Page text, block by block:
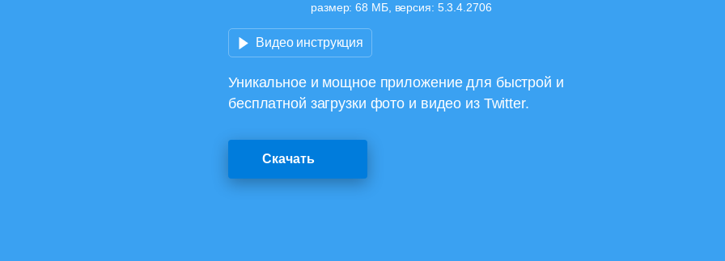
размер: 68 МБ, версия: 5.3.4.2706
Видео инструкция
Уникальное и мощное приложение для быстрой и
бесплатной загрузки фото и видео из Twitter.
Скачать